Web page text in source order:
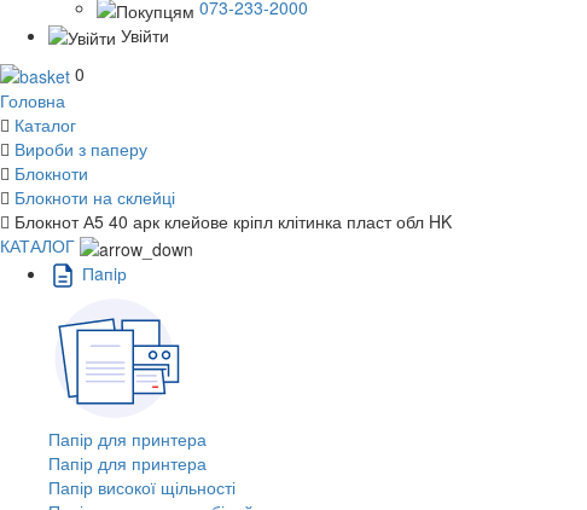
073-233-2000
Увійти
0
Головна
Каталог
Вироби з паперу
Блокноти
Блокноти на склейці
Блокнот А5 40 арк клейове кріпл клітинка пласт обл HK
КАТАЛОГ
Пaпiр
Папір для принтера
Папір для принтера
Папір високої щільності